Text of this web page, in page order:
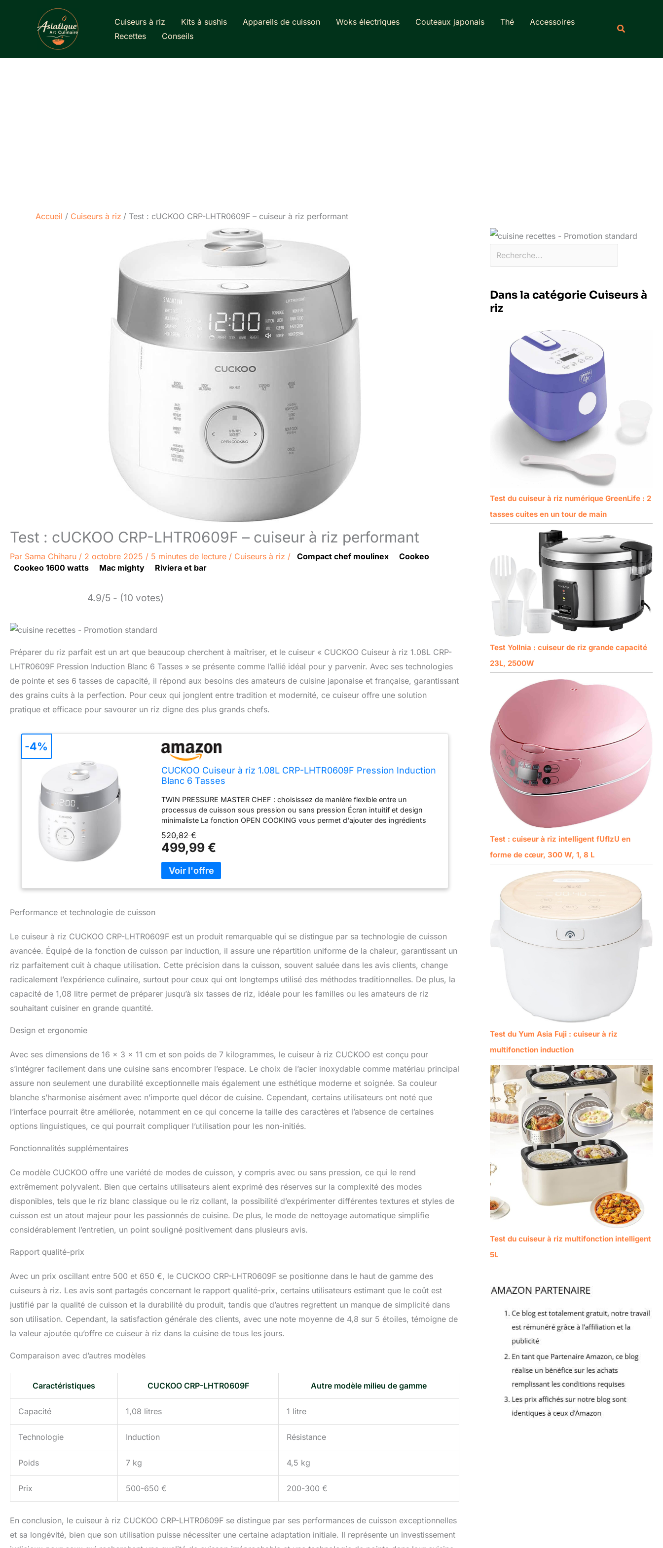
Cuiseurs à riz Kits à sushis Appareils de cuisson Woks électriques Couteaux japonais Thé
Accessoires
Recettes
Conseils
Accueil Cuiseurs à riz Test : cUCKOO CRP-LHTR0609F – cuiseur à riz performant
Test : cUCKOO CRP-LHTR0609F – cuiseur à riz performant
Par Sama Chiharu / 2 octobre 2025 / 5 minutes de lecture / Cuiseurs à riz / Compact chef moulinex
Cookeo
Cookeo 1600 watts
Mac mighty Riviera et bar
4.9/5 - (10 votes)
Préparer du riz parfait est un art que beaucoup cherchent à maîtriser, et le cuiseur « CUCKOO Cuiseur à riz 1.08L CRP-
LHTR0609F Pression Induction Blanc 6 Tasses » se présente comme l’allié idéal pour y parvenir. Avec ses technologies
de pointe et ses 6 tasses de capacité, il répond aux besoins des amateurs de cuisine japonaise et française, garantissant
des grains cuits à la perfection. Pour ceux qui jonglent entre tradition et modernité, ce cuiseur offre une solution
pratique et efficace pour savourer un riz digne des plus grands chefs.
CUCKOO Cuiseur à riz 1.08L CRP-LHTR0609F Pression Induction
Blanc 6 Tasses
TWIN PRESSURE MASTER CHEF : choisissez de manière flexible entre un
processus de cuisson sous pression ou sans pression Écran intuitif et design
minimaliste La fonction OPEN COOKING vous permet d'ajouter des ingrédients
pendant la cuisson en ouvrant le couvercle Les aliments ne sèchent pas et ne
modifient pas leur consistance L'intérieur et l'extérieur du pot intérieur sont en
acier inoxydable
520,82 €
499,99 €
-4%
Performance et technologie de cuisson
Le cuiseur à riz CUCKOO CRP-LHTR0609F est un produit remarquable qui se distingue par sa technologie de cuisson
avancée. Équipé de la fonction de cuisson par induction, il assure une répartition uniforme de la chaleur, garantissant un
riz parfaitement cuit à chaque utilisation. Cette précision dans la cuisson, souvent saluée dans les avis clients, change
radicalement l’expérience culinaire, surtout pour ceux qui ont longtemps utilisé des méthodes traditionnelles. De plus, la
capacité de 1,08 litre permet de préparer jusqu’à six tasses de riz, idéale pour les familles ou les amateurs de riz
souhaitant cuisiner en grande quantité.
Design et ergonomie
Avec ses dimensions de 16 x 3 x 11 cm et son poids de 7 kilogrammes, le cuiseur à riz CUCKOO est conçu pour
s’intégrer facilement dans une cuisine sans encombrer l’espace. Le choix de l’acier inoxydable comme matériau principal
assure non seulement une durabilité exceptionnelle mais également une esthétique moderne et soignée. Sa couleur
blanche s’harmonise aisément avec n’importe quel décor de cuisine. Cependant, certains utilisateurs ont noté que
l’interface pourrait être améliorée, notamment en ce qui concerne la taille des caractères et l’absence de certaines
options linguistiques, ce qui pourrait compliquer l’utilisation pour les non-initiés.
Fonctionnalités supplémentaires
Ce modèle CUCKOO offre une variété de modes de cuisson, y compris avec ou sans pression, ce qui le rend
extrêmement polyvalent. Bien que certains utilisateurs aient exprimé des réserves sur la complexité des modes
disponibles, tels que le riz blanc classique ou le riz collant, la possibilité d’expérimenter différentes textures et styles de
cuisson est un atout majeur pour les passionnés de cuisine. De plus, le mode de nettoyage automatique simplifie
considérablement l’entretien, un point souligné positivement dans plusieurs avis.
Rapport qualité-prix
Avec un prix oscillant entre 500 et 650 €, le CUCKOO CRP-LHTR0609F se positionne dans le haut de gamme des
cuiseurs à riz. Les avis sont partagés concernant le rapport qualité-prix, certains utilisateurs estimant que le coût est
justifié par la qualité de cuisson et la durabilité du produit, tandis que d’autres regrettent un manque de simplicité dans
son utilisation. Cependant, la satisfaction générale des clients, avec une note moyenne de 4,8 sur 5 étoiles, témoigne de
la valeur ajoutée qu’offre ce cuiseur à riz dans la cuisine de tous les jours.
Comparaison avec d’autres modèles
Caractéristiques CUCKOO CRP-LHTR0609F Autre modèle milieu de gamme
Capacité 1,08 litres 1 litre
Technologie Induction Résistance
Poids 7 kg 4,5 kg
Prix 500-650 € 200-300 €
En conclusion, le cuiseur à riz CUCKOO CRP-LHTR0609F se distingue par ses performances de cuisson exceptionnelles
et sa longévité, bien que son utilisation puisse nécessiter une certaine adaptation initiale. Il représente un investissement
Dans la catégorie Cuiseurs à
riz
Test du cuiseur à riz numérique GreenLife : 2
tasses cuites en un tour de main
Test Yollnia : cuiseur de riz grande capacité
23L, 2500W
Test : cuiseur à riz intelligent fUfIzU en
forme de cœur, 300 W, 1, 8 L
Test du Yum Asia Fuji : cuiseur à riz
multifonction induction
Test du cuiseur à riz multifonction intelligent
5L